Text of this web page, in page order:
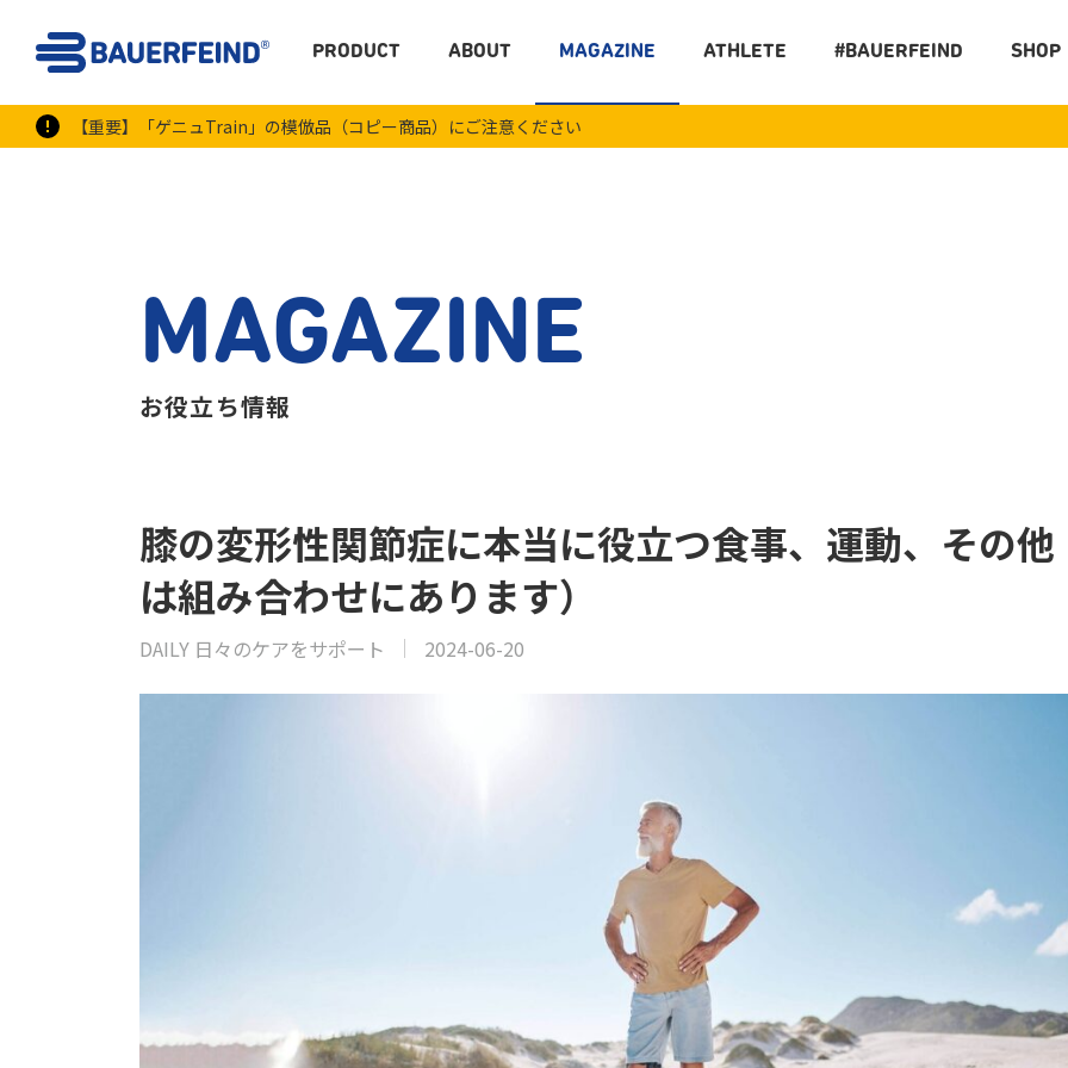
【重要】「ゲニュTrain」の模倣品（コピー商品）にご注意ください
PRODUCT ABOUT MAGAZINE ATHLETE #BAUERFEIND SHOP
MAGAZINE
お役立ち情報
膝の変形性関節症に本当に役立つ食事、運動、その他
は組み合わせにあります）
DAILY 日々のケアをサポート 2024-06-20